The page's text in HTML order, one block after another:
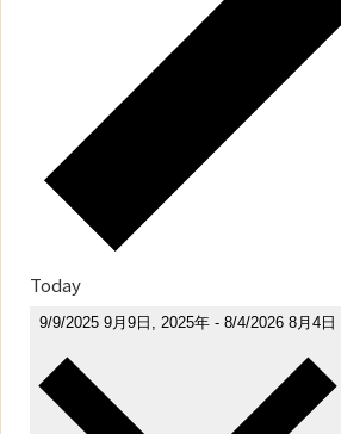
Today
9/9/2025 9月9日, 2025年 - 8/4/2026 8月4日